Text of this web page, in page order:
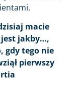
macie
jest jakby…,
gdy tego nie
pierwszy